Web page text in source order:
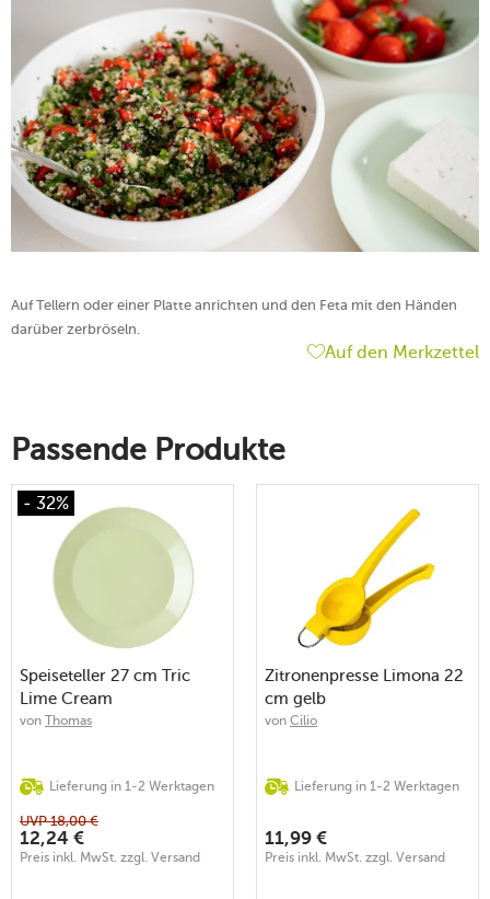
Auf Tellern oder einer Platte anrichten und den Feta mit den Händen
darüber zerbröseln.
Auf den Merkzettel
Passende Produkte
- 32%
Speiseteller 27 cm Tric
Lime Cream
von Thomas
Lieferung in 1-2 Werktagen
UVP18,00 €
12,24 €
Preis inkl. MwSt. zzgl. Versand
Zitronenpresse Limona 22
cm gelb
von Cilio
Lieferung in 1-2 Werktagen
11,99 €
Preis inkl. MwSt. zzgl. Versand